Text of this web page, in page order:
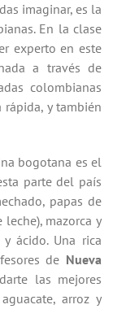
imaginar, es la
En la clase
experto en este
a través de
colombianas
y también
bogotana es el
parte del país
papas de
mazorca y
ácido. Una rica
de Nueva
las mejores
arroz y